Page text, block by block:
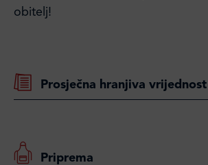
obitelj!
Prosječna hranjiva vrijednost
Priprema